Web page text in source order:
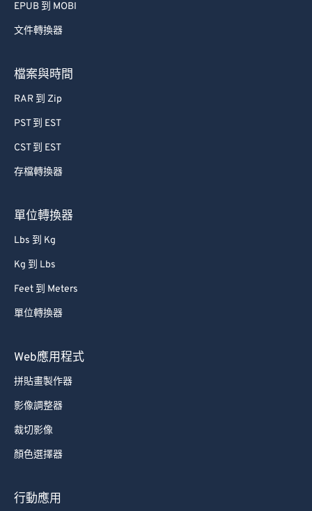
EPUB 到 MOBI
文件轉換器
檔案與時間
RAR 到 Zip
PST 到 EST
CST 到 EST
存檔轉換器
單位轉換器
Lbs 到 Kg
Kg 到 Lbs
Feet 到 Meters
單位轉換器
Web應用程式
拼貼畫製作器
影像調整器
裁切影像
顏色選擇器
行動應用